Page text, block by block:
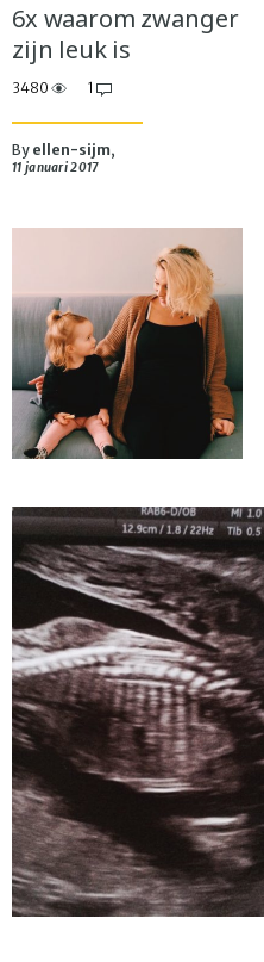
6x waarom zwanger
zijn leuk is
3480 1
By ellen-sijm,
11 januari 2017